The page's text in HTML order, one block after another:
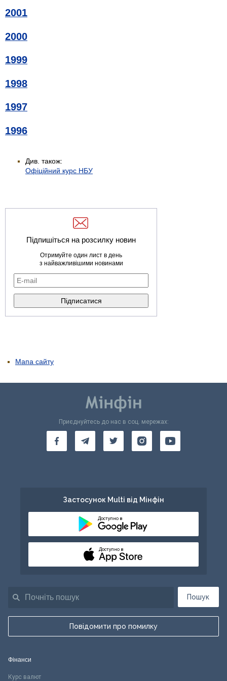
2001
2000
1999
1998
1997
1996
Див. також:
Офіційний курс НБУ
Підпишіться на розсилку новин
Отримуйте один лист в день
з найважливішими новинами
Мапа сайту
Пошук
Повідомити про помилку
Приєднуйтесь до нас в соц. мережах:
Застосунок Multi від Мінфін
Доступно в
Доступно в
Фінанси
Курс валют